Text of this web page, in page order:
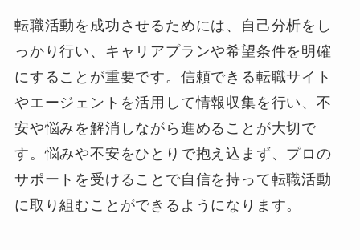
転職活動を成功させるためには、自己分析をし
っかり行い、キャリアプランや希望条件を明確
にすることが重要です。信頼できる転職サイト
やエージェントを活用して情報収集を行い、不
安や悩みを解消しながら進めることが大切で
す。悩みや不安をひとりで抱え込まず、プロの
サポートを受けることで自信を持って転職活動
に取り組むことができるようになります。